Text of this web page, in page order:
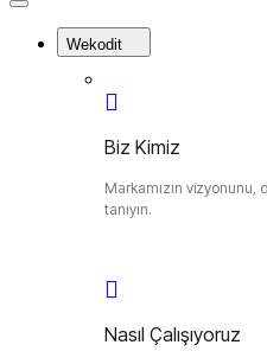
Close
Wekodit
Biz Kimiz
Markamızın vizyonunu,
tanıyın.
Nasıl Çalışıyoruz